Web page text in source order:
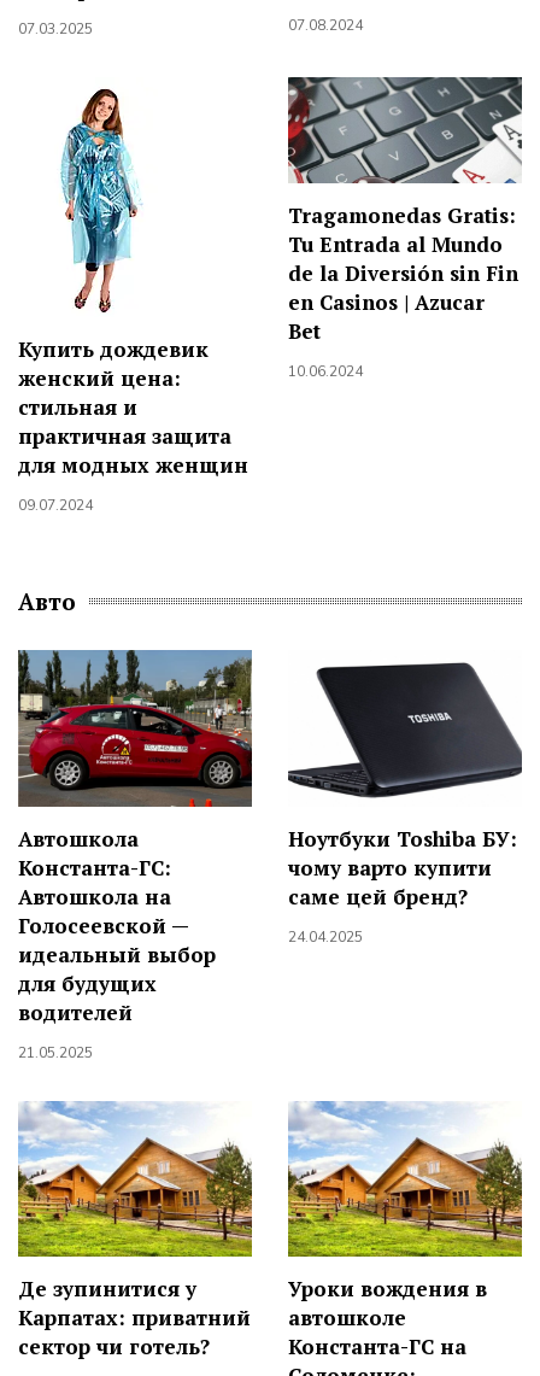
07.03.2025 07.08.2024
Купить дождевик
женский цена:
стильная и
практичная защита
для модных женщин
09.07.2024
Tragamonedas Gratis:
Tu Entrada al Mundo
de la Diversión sin Fin
en Casinos | Azucar
Bet
10.06.2024
Авто
Автошкола
Константа-ГС:
Автошкола на
Голосеевской —
идеальный выбор
для будущих
водителей
21.05.2025
Ноутбуки Toshiba БУ:
чому варто купити
саме цей бренд?
24.04.2025
Де зупинитися у
Карпатах: приватний
сектор чи готель?
Уроки вождения в
автошколе
Константа-ГС на